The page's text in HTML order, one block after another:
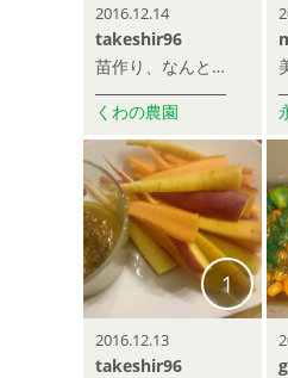
2016.12.14
takeshir96
苗作り、なんと露地でやられてました。プランターやポットじゃなく苗作りをしているのは初めてみました！！
くわの農園
1
2016.12.13
takeshir96